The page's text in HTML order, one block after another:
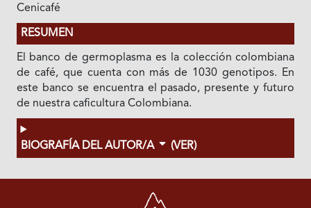
Cenicafé
RESUMEN
El banco de germoplasma es la colección colombiana
de café, que cuenta con más de 1030 genotipos. En
este banco se encuentra el pasado, presente y futuro
de nuestra caficultura Colombiana.
BIOGRAFÍA DEL AUTOR/A (VER)